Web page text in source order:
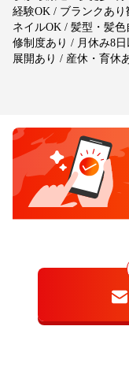
経験OK / ブランクあ
ネイルOK / 髪型・髪
修制度あり / 月休み8
展開あり / 産休・育休